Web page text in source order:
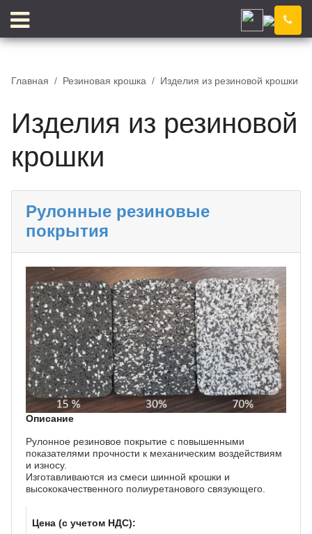
Иркутск
Доставка Контакты
КЛЕЙ
ПИГМЕНТ ИСКУССТВЕННАЯ ТРАВА
ПРОМПОЛЫ ТЕХНИКА
Иркутск
Главная Резиновая крошка Изделия из резиновой крошки
Изделия из резиновой
крошки
Рулонные резиновые
покрытия
Описание
Рулонное резиновое покрытие с повышенными
показателями прочности к механическим воздействиям
и износу.
Изготавливаются из смеси шинной крошки и
высококачественного полиуретанового связующего.
Цена (с учетом НДС):